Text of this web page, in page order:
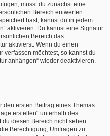
musst du zunächst eine
Bereich entwerfen.
hast, kannst du in jedem
aktivieren. Du kannst eine Signatur
Bereich das
aktivierst. Wenn du einen
möchtest, so kannst du
anhängen“ wieder deaktivieren.
den ersten Beitrag eines Themas
erstellen“ unterhalb des
du diesen Bereich nicht sehen
Berechtigung, Umfragen zu